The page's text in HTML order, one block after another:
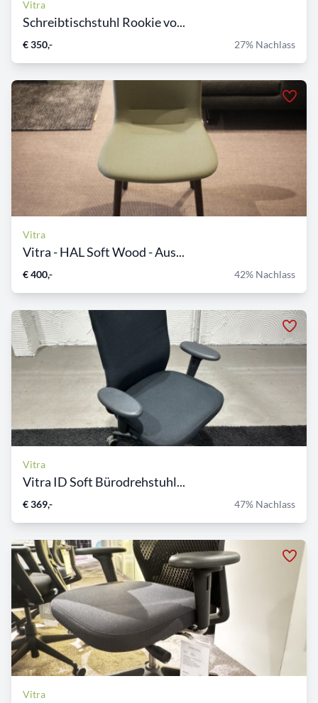
Vitra
Schreibtischstuhl Rookie vo...
€ 350,- 27% Nachlass
Vitra
Vitra - HAL Soft Wood - Aus...
€ 400,- 42% Nachlass
Vitra
Vitra ID Soft Bürodrehstuhl...
€ 369,- 47% Nachlass
Vitra